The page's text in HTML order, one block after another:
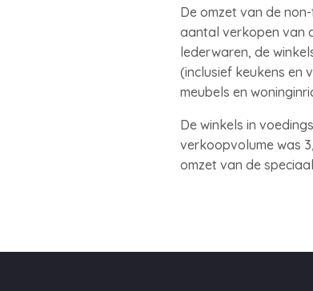
De omzet van de
aantal verkopen van
lederwaren, de
(inclusief keukens en
meubels en
De winkels in
verkoopvolume was
omzet van de